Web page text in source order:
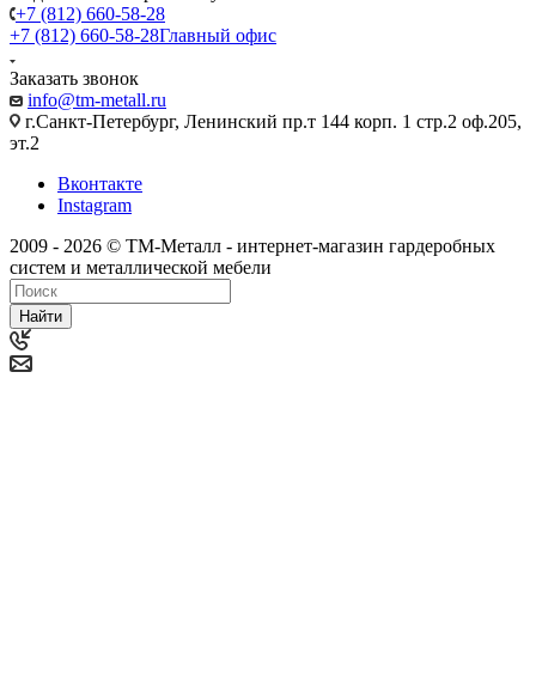
+7 (812) 660-58-28
+7 (812) 660-58-28Главный офис
Заказать звонок
info@tm-metall.ru
г.Санкт-Петербург, Ленинский пр.т 144 корп. 1 стр.2 оф.205,
эт.2
Вконтакте
Instagram
2009 - 2026 © ТМ-Металл - интернет-магазин гардеробных
систем и металлической мебели
Найти